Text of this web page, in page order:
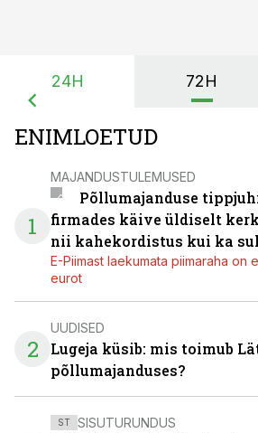
24H 72H
ENIMLOETUD
1
MAJANDUSTULEMUSED
Põllumajanduse
firmades käive üldiselt
nii kahekordistus kui ka
E-Piimast laekumata piimaraha on
eurot
2
UUDISED
Lugeja küsib: mis toimub
põllumajanduses?
ST SISUTURUNDUS